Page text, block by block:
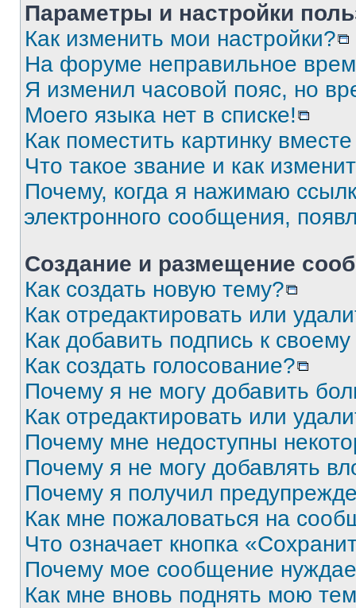
Параметры и настройки
Как изменить мои настройки?
На форуме неправильное
Я изменил часовой пояс, но
Моего языка нет в списке!
Как поместить картинку
Что такое звание и как
Почему, когда я нажимаю
электронного сообщения,
Создание и размещение
Как создать новую тему?
Как отредактировать или
Как добавить подпись к
Как создать голосование?
Почему я не могу добавить
Как отредактировать или
Почему мне недоступны
Почему я не могу добавлять
Почему я получил
Как мне пожаловаться на
Что означает кнопка
Почему мое сообщение
Как мне вновь поднять мою